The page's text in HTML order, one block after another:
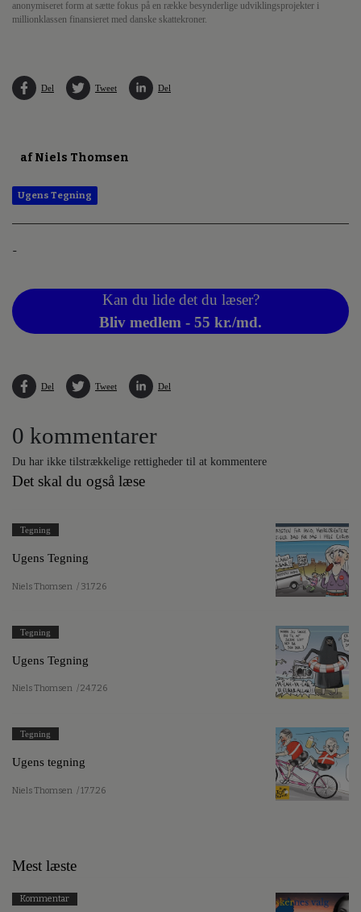
anonymiseret form at sætte fokus på en række besynderlige udviklingsprojekter i
millionklassen finansieret med danske skattekroner.
Del Tweet Del
af Niels Thomsen
Ugens Tegning
-
Kan du lide det du læser?
Bliv medlem - 55 kr./md.
Del Tweet Del
0 kommentarer
Du har ikke tilstrækkelige rettigheder til at kommentere
Det skal du også læse
Tegning
Ugens Tegning
Niels Thomsen / 31.7.26
Tegning
Ugens Tegning
Niels Thomsen / 24.7.26
Tegning
Ugens tegning
Niels Thomsen / 17.7.26
Mest læste
Kommentar